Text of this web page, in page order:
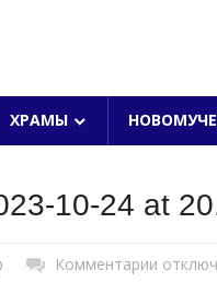
ХРАМЫ
10-24 at
Комментарии к